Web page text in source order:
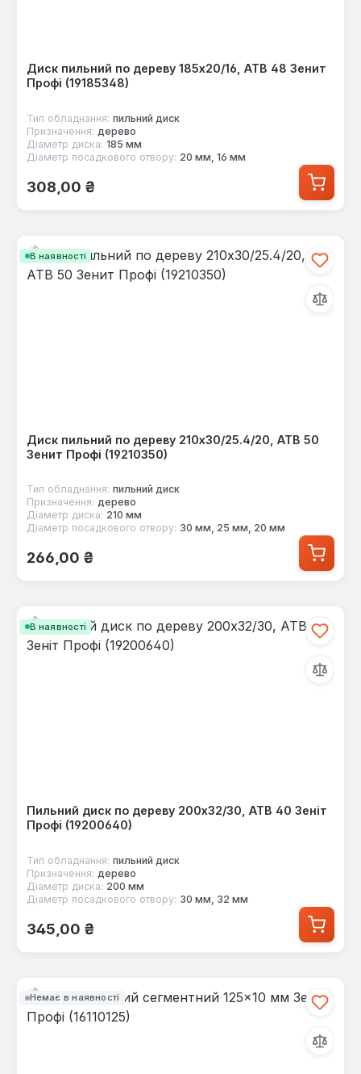
Диск пильний по дереву 185x20/16, ATB 48 Зенит
Профі (19185348)
Тип обладнання: пильний диск
Призначення: дерево
Діаметр диска: 185 мм
Діаметр посадкового отвору: 20 мм, 16 мм
Звичайна ціна:
308,00 ₴
В наявності
Диск пильний по дереву 210x30/25.4/20, ATB 50
Зенит Профі (19210350)
Тип обладнання: пильний диск
Призначення: дерево
Діаметр диска: 210 мм
Діаметр посадкового отвору: 30 мм, 25 мм, 20 мм
Звичайна ціна:
266,00 ₴
В наявності
Пильний диск по дереву 200x32/30, ATB 40 Зеніт
Профі (19200640)
Тип обладнання: пильний диск
Призначення: дерево
Діаметр диска: 200 мм
Діаметр посадкового отвору: 30 мм, 32 мм
Звичайна ціна:
345,00 ₴
Немає в наявності